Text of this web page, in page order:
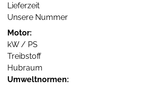
Lieferzeit
Unsere Nummer
Motor:
kW / PS
Treibstoff
Hubraum
Umweltnormen: